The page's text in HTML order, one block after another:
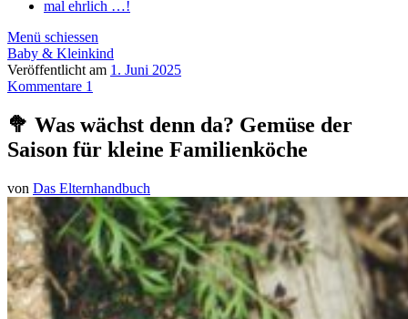
mal ehrlich …!
Menü schiessen
Baby & Kleinkind
Veröffentlicht am 1. Juni 2025
Kommentare 1
🥦 Was wächst denn da? Gemüse der
Saison für kleine Familienköche
von Das Elternhandbuch